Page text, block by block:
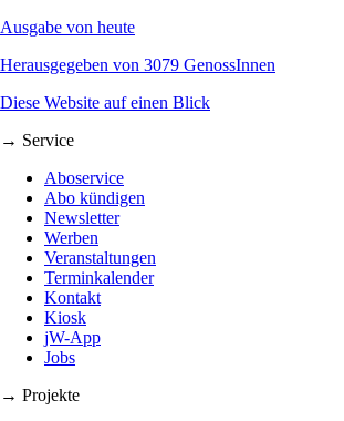
Ausgabe von heute
Herausgegeben von 3079 GenossInnen
Diese Website auf einen Blick
→ Service
Aboservice
Abo kündigen
Newsletter
Werben
Veranstaltungen
Terminkalender
Kontakt
Kiosk
jW-App
Jobs
→ Projekte